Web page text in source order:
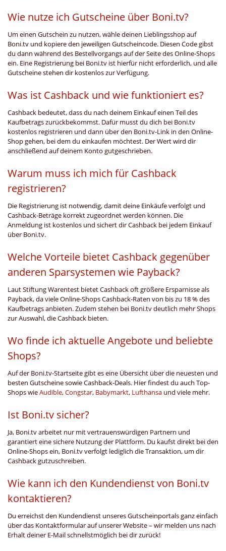
Wie nutze ich Gutscheine über Boni.tv?
Um einen Gutschein zu nutzen, wähle deinen Lieblingsshop auf
Boni.tv und kopiere den jeweiligen Gutscheincode. Diesen Code gibst
du dann während des Bestellvorgangs auf der Seite des Online-Shops
ein. Eine Registrierung bei Boni.tv ist hierfür nicht erforderlich, und alle
Gutscheine stehen dir kostenlos zur Verfügung.
Was ist Cashback und wie funktioniert es?
Cashback bedeutet, dass du nach deinem Einkauf einen Teil des
Kaufbetrags zurückbekommst. Dafür musst du dich bei Boni.tv
kostenlos registrieren und dann über den Boni.tv-Link in den Online-
Shop gehen, bei dem du einkaufen möchtest. Der Wert wird dir
anschließend auf deinem Konto gutgeschrieben.
Warum muss ich mich für Cashback
registrieren?
Die Registrierung ist notwendig, damit deine Einkäufe verfolgt und
Cashback-Beträge korrekt zugeordnet werden können. Die
Anmeldung ist kostenlos und sichert dir Cashback bei jedem Einkauf
über Boni.tv.
Welche Vorteile bietet Cashback gegenüber
anderen Sparsystemen wie Payback?
Laut Stiftung Warentest bietet Cashback oft größere Ersparnisse als
Payback, da viele Online-Shops Cashback-Raten von bis zu 18 % des
Kaufbetrags anbieten. Zudem stehen bei Boni.tv deutlich mehr Shops
zur Auswahl, die Cashback bieten.
Wo finde ich aktuelle Angebote und beliebte
Shops?
Auf der Boni.tv-Startseite gibt es eine Übersicht über die neuesten und
besten Gutscheine sowie Cashback-Deals. Hier findest du auch Top-
Shops wieAudible,Congstar, Babymarkt, Lufthansa und viele mehr.
Ist Boni.tv sicher?
Ja, Boni.tv arbeitet nur mit vertrauenswürdigen Partnern und
garantiert eine sichere Nutzung der Plattform. Du kaufst direkt bei den
Online-Shops ein, Boni.tv verfolgt lediglich die Transaktion, um dir
Cashback gutzuschreiben.
Wie kann ich den Kundendienst von Boni.tv
kontaktieren?
Du erreichst den Kundendienst unseres Gutscheinportals ganz einfach
über das Kontaktformular auf unserer Website – wir melden uns nach
Erhalt deiner E-Mail schnellstmöglich bei dir zurück!